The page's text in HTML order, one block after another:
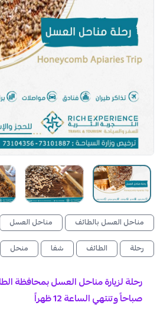
مناحل العسل بالطائف مناحل العسل
رحلة
الطائف شفا منحل
صباحاً وتنتهي الساعة 12 ظهراً